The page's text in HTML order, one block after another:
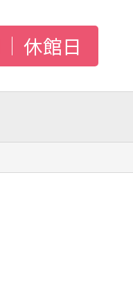
休館日